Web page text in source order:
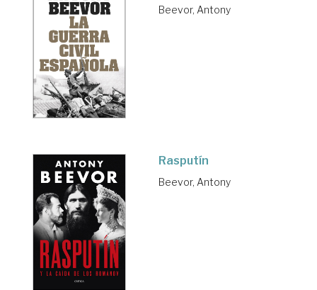
Beevor, Antony
Rasputín
Beevor, Antony